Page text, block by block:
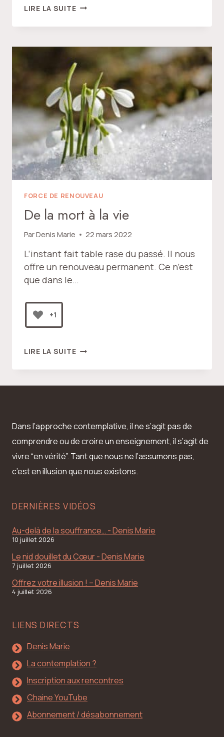
LIRE LA SUITECONTEMPLER
VIVRE
FORCE DE RENOUVEAU
De la mort à la vie
ParDenis Marie 22 mars 2022
L’instant fait table rase du passé. Il nous
offre un renouveau permanent. Ce n’est
que dans le…
+1
LIRE LA SUITEDE
MORT
À
Dans l’approche contemplative, il ne s’agit pas de
comprendre ou de croire un enseignement, il s’agit de
vivre “en vérité”. Tant que nous ne l’assumons pas,
c’est en illusion que nous existons.
DERNIÈRES VIDÉOS
Au-delà de la souffrance… - Denis Marie
10 juillet 2026
Le nid douillet du Cœur - Denis Marie
7 juillet 2026
Offrez votre illusion ! – Denis Marie
4 juillet 2026
LIENS DIRECTS
Denis Marie
La contemplation ?
Inscription aux rencontres
Chaine YouTube
Abonnement / désabonnement